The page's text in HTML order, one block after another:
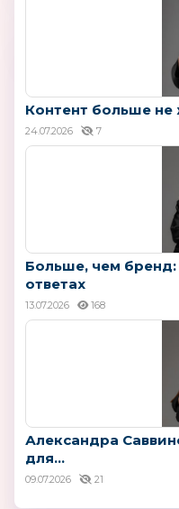
Контент больше не
24.07.2026 7
Больше, чем
ответах
13.07.2026 168
Александра
для...
09.07.2026 21